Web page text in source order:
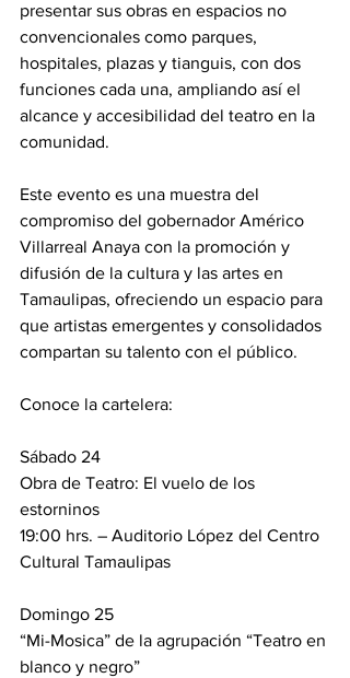
presentar sus obras en espacios no
convencionales como parques,
hospitales, plazas y tianguis, con dos
funciones cada una, ampliando así el
alcance y accesibilidad del teatro en la
comunidad.
Este evento es una muestra del
compromiso del gobernador Américo
Villarreal Anaya con la promoción y
difusión de la cultura y las artes en
Tamaulipas, ofreciendo un espacio para
que artistas emergentes y consolidados
compartan su talento con el público.
Conoce la cartelera:
Sábado 24
Obra de Teatro: El vuelo de los
estorninos
19:00 hrs. – Auditorio López del Centro
Cultural Tamaulipas
Domingo 25
“Mi-Mosica” de la agrupación “Teatro en
blanco y negro”